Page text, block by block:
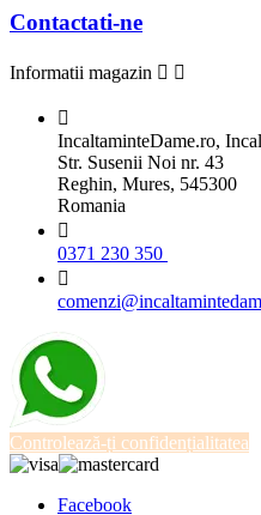
Contactati-ne
Informatii magazin  

IncaltaminteDame.ro,
Str. Susenii Noi nr. 43
Reghin, Mures, 545300
Romania

0371 230 350

Controlează-ți confidențialitatea
Facebook